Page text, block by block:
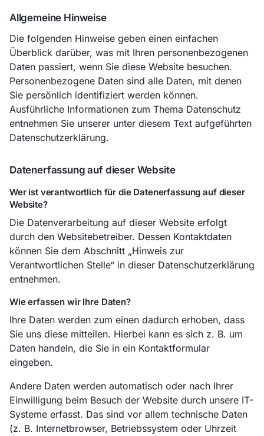
Allgemeine Hinweise
Die folgenden Hinweise geben einen einfachen
Überblick darüber, was mit Ihren personenbezogenen
Daten passiert, wenn Sie diese Website besuchen.
Personenbezogene Daten sind alle Daten, mit denen
Sie persönlich identifiziert werden können.
Ausführliche Informationen zum Thema Datenschutz
entnehmen Sie unserer unter diesem Text aufgeführten
Datenschutzerklärung.
Datenerfassung auf dieser Website
Wer ist verantwortlich für die Datenerfassung auf dieser
Website?
Die Datenverarbeitung auf dieser Website erfolgt
durch den Websitebetreiber. Dessen Kontaktdaten
können Sie dem Abschnitt „Hinweis zur
Verantwortlichen Stelle“ in dieser Datenschutzerklärung
entnehmen.
Wie erfassen wir Ihre Daten?
Ihre Daten werden zum einen dadurch erhoben, dass
Sie uns diese mitteilen. Hierbei kann es sich z. B. um
Daten handeln, die Sie in ein Kontaktformular
eingeben.
Andere Daten werden automatisch oder nach Ihrer
Einwilligung beim Besuch der Website durch unsere IT-
Systeme erfasst. Das sind vor allem technische Daten
(z. B. Internetbrowser, Betriebssystem oder Uhrzeit